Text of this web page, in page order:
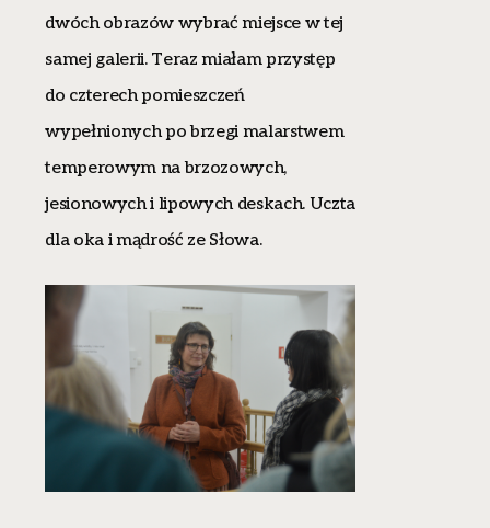
dwóch obrazów wybrać miejsce w tej
samej galerii. Teraz miałam przystęp
do czterech pomieszczeń
wypełnionych po brzegi malarstwem
temperowym na brzozowych,
jesionowych i lipowych deskach. Uczta
dla oka i mądrość ze Słowa.